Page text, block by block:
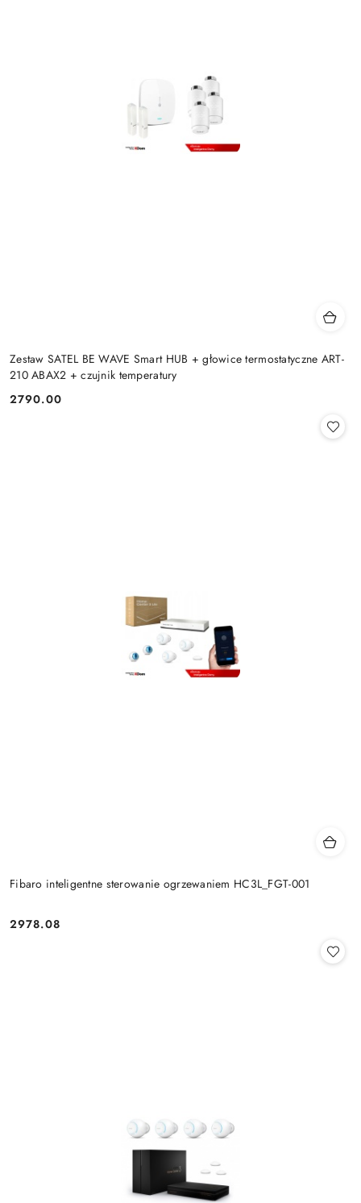
Zestaw SATEL BE WAVE Smart HUB + głowice termostatyczne ART-
210 ABAX2 + czujnik temperatury
Cena:
2790.00
Fibaro inteligentne sterowanie ogrzewaniem HC3L_FGT-001
Cena:
2978.08